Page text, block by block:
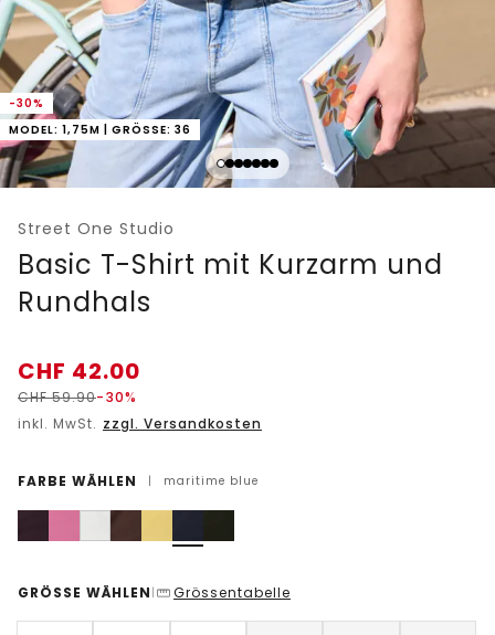
-30%
MODEL: 1,75M | GRÖSSE: 36
Street One Studio
Basic T-Shirt mit Kurzarm und
Rundhals
CHF 42.00
CHF59.90-30%
inkl. MwSt. zzgl. Versandkosten
FARBE WÄHLEN | maritime blue
GRÖSSE WÄHLEN | Grössentabelle